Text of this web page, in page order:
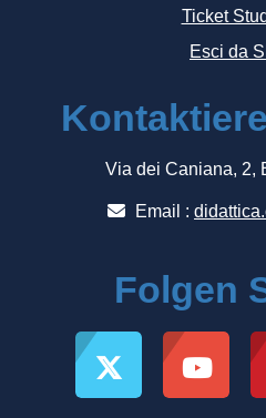
Ticket
Esci da
Via dei Caniana, 2,
Email :
Folgen